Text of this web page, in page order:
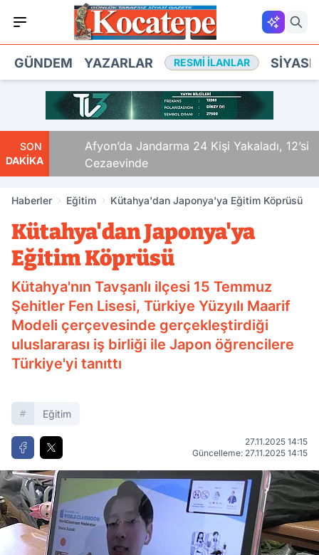
GÜNDEM YAZARLAR RESMI İLANLAR
SON
DAKİKA
Afyon’da Jandarma 24 Kişi Yakaladı, 12’si
Cezaevinde
Haberler Eğitim Kütahya'dan Japonya'ya Eğitim Köprüsü
Kütahya'dan Japonya'ya
Eğitim Köprüsü
Kütahya'nın Tavşanlı ilçesi 15 Temmuz
Şehitler Fen Lisesi, Türkiye Yüzyılı Maarif
Modeli çerçevesinde gerçekleştirdiği
uluslararası iş birliği ile Japon öğrencilere
Türkiye'yi tanıttı
Eğitim
27.11.2025 14:15
Güncelleme: 27.11.2025 14:15